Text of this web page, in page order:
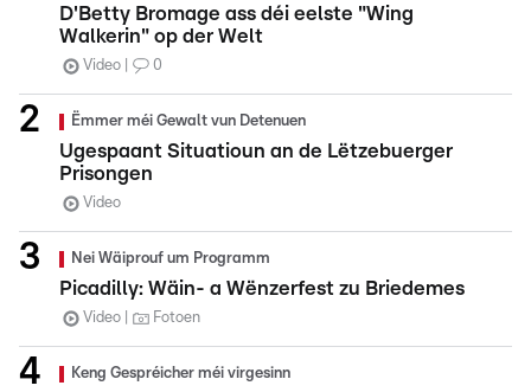
D'Betty Bromage ass déi eelste "Wing
Walkerin" op der Welt
Video 0
Ëmmer méi Gewalt vun Detenuen
Ugespaant Situatioun an de Lëtzebuerger
Prisongen
Video
Nei Wäiprouf um Programm
Picadilly: Wäin- a Wënzerfest zu Briedemes
Video Fotoen
Keng Gespréicher méi virgesinn